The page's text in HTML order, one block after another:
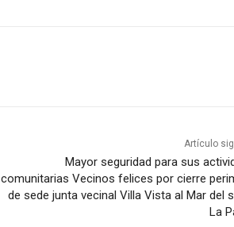
Artículo
Mayor seguridad para sus
comunitarias Vecinos felices por cierre
de sede junta vecinal Villa Vista al Mar del
La